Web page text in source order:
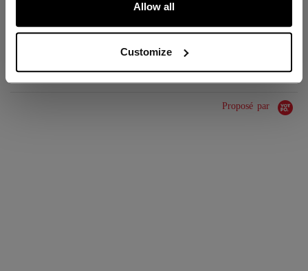
Allow all
Customize
ÉVALUATIONS
Proposé par